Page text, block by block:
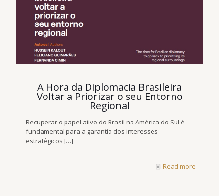
A Hora da Diplomacia Brasileira
Voltar a Priorizar o seu Entorno
Regional
Recuperar o papel ativo do Brasil na América do Sul é
fundamental para a garantia dos interesses
estratégicos […]
Read more